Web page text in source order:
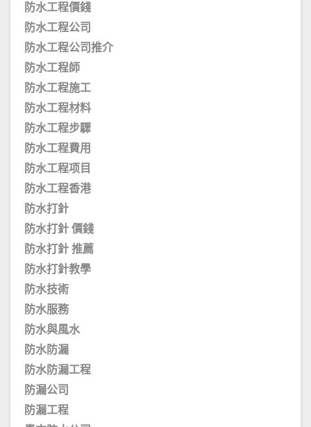
防水工程價錢
防水工程公司
防水工程公司推介
防水工程師
防水工程施工
防水工程材料
防水工程步驟
防水工程費用
防水工程项目
防水工程香港
防水打針
防水打針 價錢
防水打針 推薦
防水打針教學
防水技術
防水服務
防水與風水
防水防漏
防水防漏工程
防漏公司
防漏工程